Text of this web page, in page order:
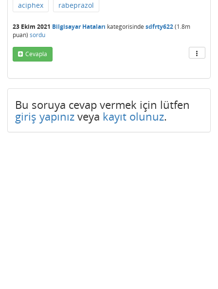
aciphex rabeprazol
23 Ekim 2021 Bilgisayar Hataları kategorisinde sdfrty622(1.8m
puan) sordu
Cevapla
Bu soruya cevap vermek için lütfen
giriş yapınız veya kayıt olunuz.